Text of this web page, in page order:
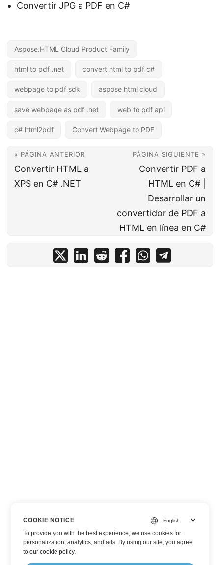
Convertir JPG a PDF en C#
Aspose.HTML Cloud Product Family
html to pdf .net convert html to pdf c#
webpage to pdf sdk aspose html cloud
save webpage as pdf .net web to pdf api
c# html2pdf Convert Webpage to PDF
« PÁGINA ANTERIOR
Convertir HTML a
XPS en C# .NET
PÁGINA SIGUIENTE »
Convertir PDF a
HTML en C# |
Desarrollar un
convertidor de PDF a
HTML en línea en C#
COOKIE NOTICE
To provide you with the best experience, we use cookies for
personalization, analytics, and ads. By using our site, you agree
toour cookie policy.